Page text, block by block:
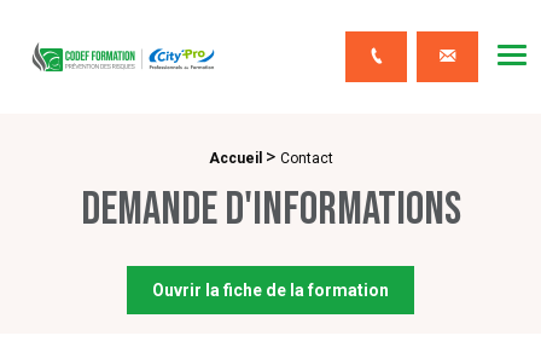
Contact
Accueil > Contact
Demande d'informations
Ouvrir la fiche de la formation